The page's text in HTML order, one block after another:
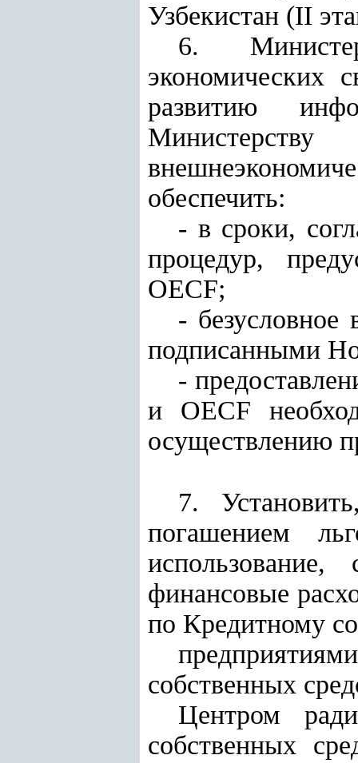
Узбекистан (II
6.
экономических
развитию
обеспечить:
- в сроки,
процедур,
ОЕСF;
-
подписанными
-
и OECF
осуществлению
7.
погашением
финансовые
по Кредитному
собственных
Центром
собственных